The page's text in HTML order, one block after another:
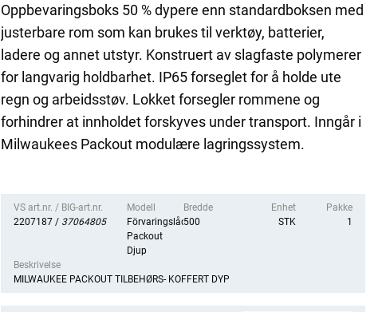
Oppbevaringsboks 50 % dypere enn standardboksen med
justerbare rom som kan brukes til verktøy, batterier,
ladere og annet utstyr. Konstruert av slagfaste polymerer
for langvarig holdbarhet. IP65 forseglet for å holde ute
regn og arbeidsstøv. Lokket forsegler rommene og
forhindrer at innholdet forskyves under transport. Inngår i
Milwaukees Packout modulære lagringssystem.
VS art.nr. / BIG-art.nr.
2207187 / 37064805
Modell
Förvaringslåda
Packout
Djup
Bredde
500
Enhet
STK
Pakke
1
Beskrivelse
MILWAUKEE PACKOUT TILBEHØRS- KOFFERT DYP